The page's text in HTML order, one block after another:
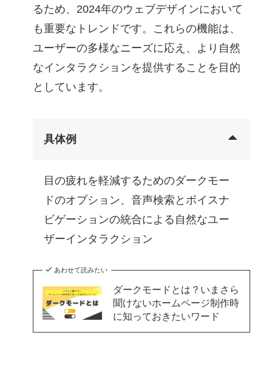
るため、2024年のウェブデザインにおいて
も重要なトレンドです。これらの機能は、
ユーザーの多様なニーズに応え、より自然
なインタラクションを提供することを目的
としています。
具体例
目の疲れを軽減するためのダークモー
ドのオプション、音声検索とボイスナ
ビゲーションの統合による自然なユー
ザーインタラクション
あわせて読みたい
ダークモードとは？いまさら
聞けないホームページ制作時
に知っておきたいワード